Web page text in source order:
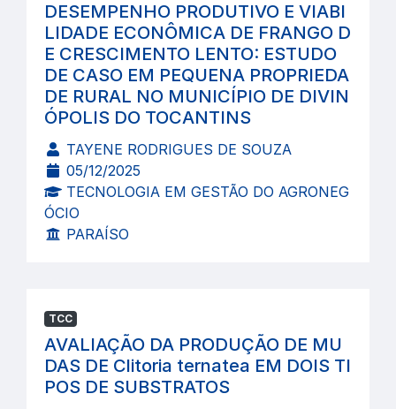
DESEMPENHO PRODUTIVO E VIABI
LIDADE ECONÔMICA DE FRANGO D
E CRESCIMENTO LENTO: ESTUDO
DE CASO EM PEQUENA PROPRIEDA
DE RURAL NO MUNICÍPIO DE DIVIN
ÓPOLIS DO TOCANTINS
TAYENE RODRIGUES DE SOUZA
05/12/2025
TECNOLOGIA EM GESTÃO DO AGRONEG
ÓCIO
PARAÍSO
TCC
AVALIAÇÃO DA PRODUÇÃO DE MU
DAS DE Clitoria ternatea EM DOIS TI
POS DE SUBSTRATOS